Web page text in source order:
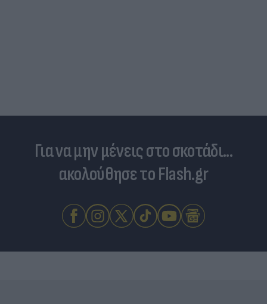
Για να μην μένεις στο σκοτάδι...
ακολούθησε το Flash.gr